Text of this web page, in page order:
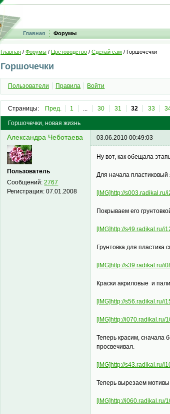
Главная Форумы
Главная / Форумы / Цветоводство / Сделай сам / Горшочечки
Горшочечки
Пользователи Правила Войти
Страницы: Пред. 1 ... 30 31 32 33
Горшочечки, новая жизнь
Александра Чеботаева
Пользователь
Сообщений:2767
Регистрация:07.01.2008
03.06.2010 00:49:03
Ну вот, как обещала
Для начала пластиковый
[IMG]http://
Покрываем его
[IMG]http://s49.radikal.ru/
Грунтовка для пластика
[IMG]http://s39.radikal.ru/
Краски акриловые и
[IMG]http://s56.radikal.ru/
[IMG]http://i070.radikal.ru/
Теперь красим, сначала
просвечивал.
[IMG]http://s43.radikal.ru/
Теперь вырезаем
[IMG]http://i060.radikal.ru/